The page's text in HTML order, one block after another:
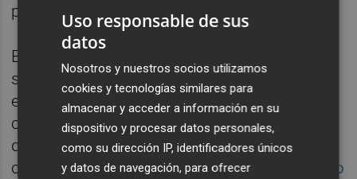
promocionarlo en exceso.
Es más,
sólo ha tenido protagonismo en este
espacio de tiempo en una nota de prensa
colgada en la Conselleria de Economía
dentro de otra información sobre el
crecimiento del IPC en Españaaprovechando
Uso responsable de sus
datos
Nosotros y nuestros socios utilizamos
cookies y tecnologías similares para
almacenar y acceder a información en su
dispositivo y procesar datos personales,
como su dirección IP, identificadores únicos
y datos de navegación, para ofrecer